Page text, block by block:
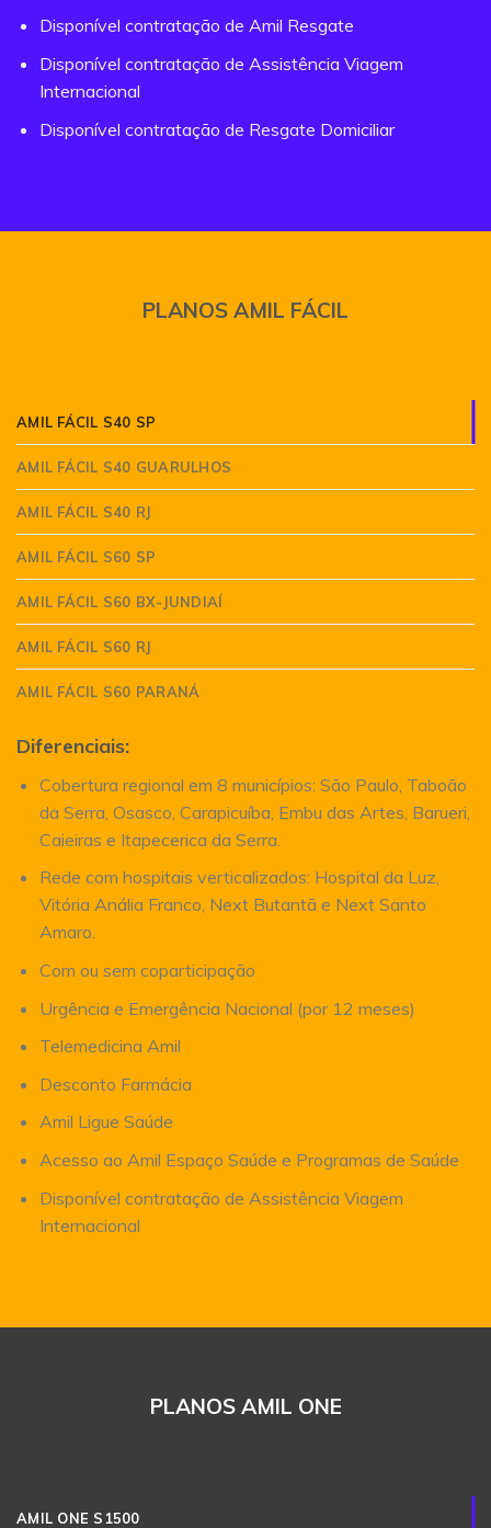
Disponível contratação de Amil Resgate
Disponível contratação de Assistência Viagem
Internacional
Disponível contratação de Resgate Domiciliar
PLANOS AMIL FÁCIL
AMIL FÁCIL S40 SP
AMIL FÁCIL S40 GUARULHOS
AMIL FÁCIL S40 RJ
AMIL FÁCIL S60 SP
AMIL FÁCIL S60 BX-JUNDIAÍ
AMIL FÁCIL S60 RJ
AMIL FÁCIL S60 PARANÁ
Diferenciais:
Cobertura regional em 8 municípios: São Paulo, Taboão
da Serra, Osasco, Carapicuíba, Embu das Artes, Barueri,
Caieiras e Itapecerica da Serra.
Rede com hospitais verticalizados: Hospital da Luz,
Vitória Anália Franco, Next Butantã e Next Santo
Amaro.
Com ou sem coparticipação
Urgência e Emergência Nacional (por 12 meses)
Telemedicina Amil
Desconto Farmácia
Amil Ligue Saúde
Acesso ao Amil Espaço Saúde e Programas de Saúde
Disponível contratação de Assistência Viagem
Internacional
PLANOS AMIL ONE
AMIL ONE S1500